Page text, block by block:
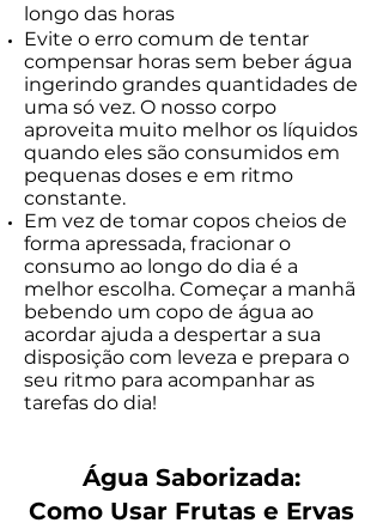
longo das horas
Evite o erro comum de tentar
compensar horas sem beber água
ingerindo grandes quantidades de
uma só vez. O nosso corpo
aproveita muito melhor os líquidos
quando eles são consumidos em
pequenas doses e em ritmo
constante.
Em vez de tomar copos cheios de
forma apressada, fracionar o
consumo ao longo do dia é a
melhor escolha. Começar a manhã
bebendo um copo de água ao
acordar ajuda a despertar a sua
disposição com leveza e prepara o
seu ritmo para acompanhar as
tarefas do dia!
Água Saborizada:
Como Usar Frutas e Ervas